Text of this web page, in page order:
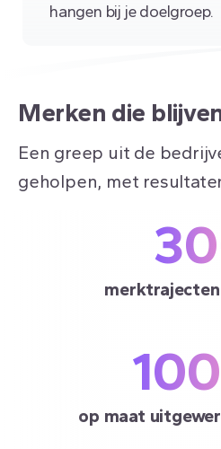
hangen bij je doelgroep.
Merken die
Een greep uit de
geholpen, met
30
100
op maat